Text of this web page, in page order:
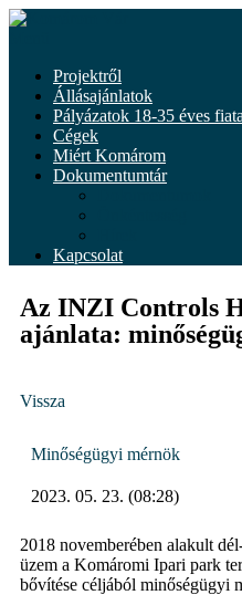
Projektről
Állásajánlatok
Pályázatok 18-35 éves
Cégek
Miért Komárom
Dokumentumtár
Kapcsolat
Az INZI Controls
ajánlata:
Vissza
Minőségügyi mérnök
2023. 05. 23. (08:28)
2018 novemberében alakult
üzem a Komáromi Ipari park
bővítése céljából minőségügyi